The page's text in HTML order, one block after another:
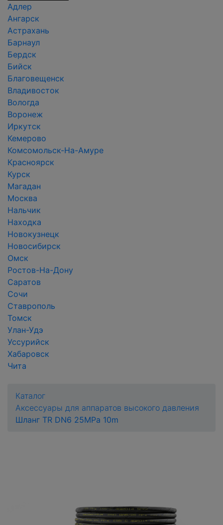
Адлер
Ангарск
Астрахань
Барнаул
Бердск
Бийск
Благовещенск
Владивосток
Вологда
Воронеж
Иркутск
Кемерово
Комсомольск-На-Амуре
Красноярск
Курск
Магадан
Москва
Нальчик
Находка
Новокузнецк
Новосибирск
Омск
Ростов-На-Дону
Саратов
Сочи
Ставрополь
Томск
Улан-Удэ
Уссурийск
Хабаровск
Чита
Каталог
Аксессуары для аппаратов высокого давления
Шланг TR DN6 25MPa 10m